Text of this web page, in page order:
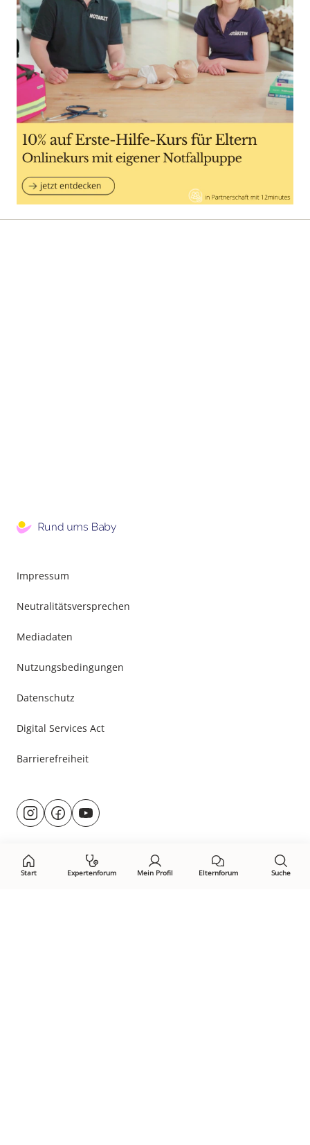
Start Expertenforum Mein Profil Elternforum Suche
Impressum
Neutralitätsversprechen
Mediadaten
Nutzungsbedingungen
Datenschutz
Digital Services Act
Barrierefreiheit
Besuche
uns@rund.ums.baby
facebook.com/rundumsbaby.de
youtube.com/@rundumsbaby_